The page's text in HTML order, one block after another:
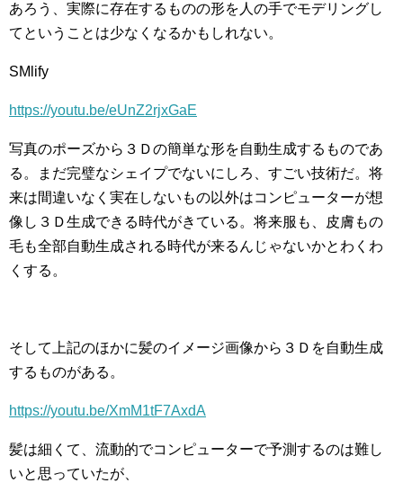
あろう、実際に存在するものの形を人の手でモデリングし
てということは少なくなるかもしれない。
SMlify
https://youtu.be/eUnZ2rjxGaE
写真のポーズから３Ｄの簡単な形を自動生成するものであ
る。まだ完璧なシェイプでないにしろ、すごい技術だ。将
来は間違いなく実在しないもの以外はコンピューターが想
像し３Ｄ生成できる時代がきている。将来服も、皮膚もの
毛も全部自動生成される時代が来るんじゃないかとわくわ
くする。
そして上記のほかに髪のイメージ画像から３Ｄを自動生成
するものがある。
https://youtu.be/XmM1tF7AxdA
髪は細くて、流動的でコンピューターで予測するのは難し
いと思っていたが、